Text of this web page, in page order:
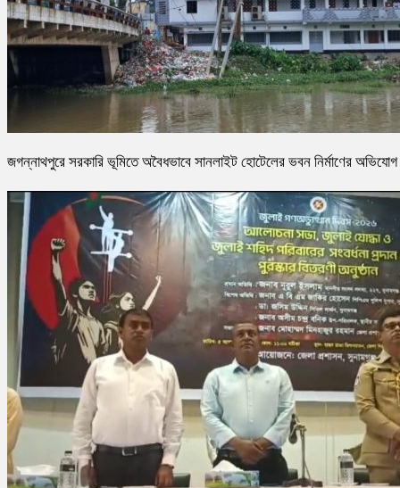
জগন্নাথপুরে সরকারি ভূমিতে অবৈধভাবে সানলাইট হোটেলের ভবন নির্মাণের অভিযোগ